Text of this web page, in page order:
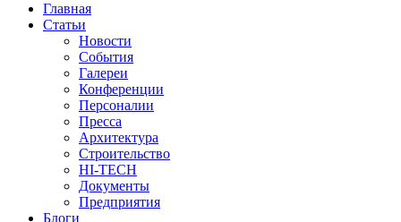
Главная
Статьи
Новости
События
Галереи
Конференции
Персоналии
Пресса
Архитектура
Строительство
HI-TECH
Документы
Предприятия
Блоги